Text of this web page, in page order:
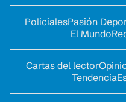
PolicialesPasión
El Mundo
Cartas del lector
Tendencia